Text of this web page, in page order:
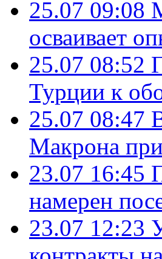
25.07 09:08
осваивает
25.07 08:52
Турции к
25.07 08:47
Макрона
23.07 16:45
намерен
23.07 12:23